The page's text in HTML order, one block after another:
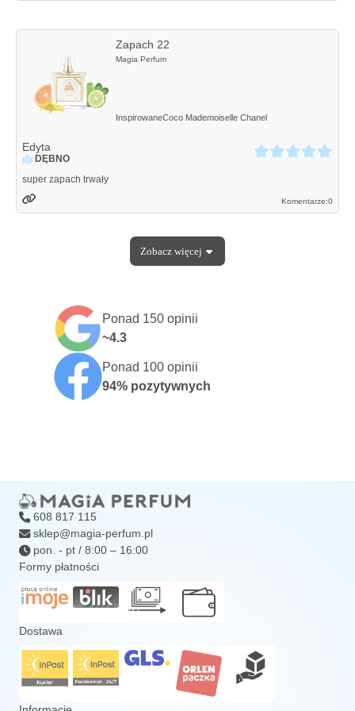
Zapach 22
Magia Perfum
InspirowaneCoco Mademoiselle Chanel
Edyta
DĘBNO
super zapach trwały
Komentarze:0
Zobaczwięcej
Ponad 150 opinii
~4.3
Ponad 100 opinii
94% pozytywnych
608 817 115
sklep@magia-perfum.pl
pon. - pt / 8:00 – 16:00
Formy płatności
Dostawa